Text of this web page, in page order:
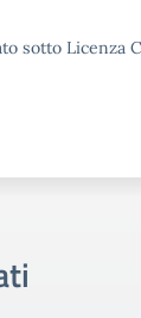
sotto Licenza